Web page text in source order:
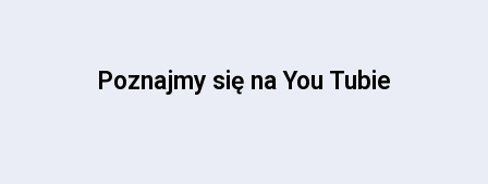
Poznajmy się na You Tubie